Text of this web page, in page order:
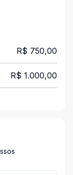
R$ 750,00
R$ 1.000,00